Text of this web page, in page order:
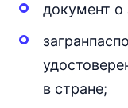
документ о
в стране;